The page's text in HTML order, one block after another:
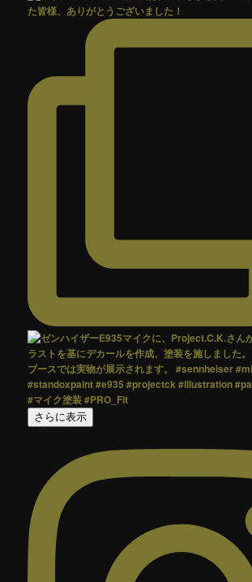
さらに表示